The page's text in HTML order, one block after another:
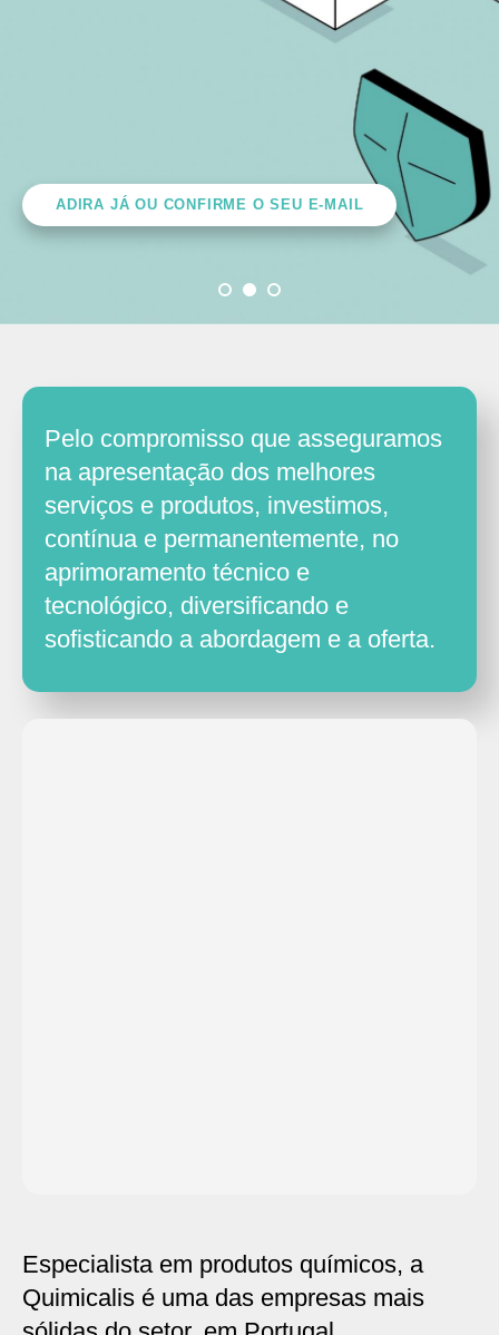
Pesquisar
ADIRA JÁ OU CONFIRME O SEU E-MAIL
Pelo compromisso que asseguramos
na apresentação dos melhores
serviços e produtos, investimos,
contínua e permanentemente, no
aprimoramento técnico e
tecnológico, diversificando e
sofisticando a abordagem e a oferta.
Especialista em produtos químicos, a
Quimicalis é uma das empresas mais